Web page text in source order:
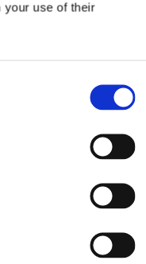
your use of their
Plattform für